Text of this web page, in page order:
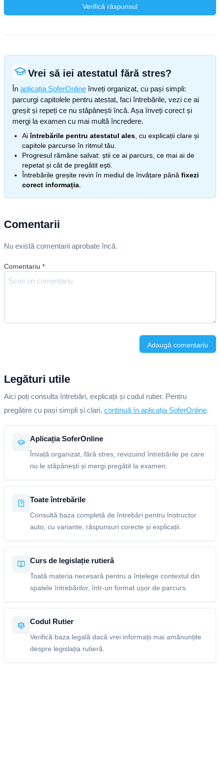
Verifică răspunsul
Vrei să iei atestatul fără stres?
În aplicația SoferOnline înveți organizat, cu pași simpli:
parcurgi capitolele pentru atestat, faci întrebările, vezi ce ai
greșit și repeți ce nu stăpânești încă. Așa înveți corect și
mergi la examen cu mai multă încredere.
Aiîntrebările pentru atestatul ales , cu explicații clare și
capitole parcurse în ritmul tău.
Progresul rămâne salvat: știi ce ai parcurs, ce mai ai de
repetat și cât de pregătit ești.
Întrebările greșite revin în mediul de învățare până fixezi
corect informația
Comentarii
Nu există comentarii aprobate încă.
Comentariu *
Adaugă comentariu
Legături utile
Aici poți consulta întrebări, explicații și codul rutier. Pentru
pregătire cu pași simpli și clari, continuă în aplicația SoferOnline.
Aplicația SoferOnline
Învață organizat, fără stres, revizuind întrebările pe care
nu le stăpânești și mergi pregătit la examen.
Toate întrebările
Consultă baza completă de întrebări pentru Instructor
auto, cu variante, răspunsuri corecte și explicații.
Curs de legislație rutieră
Toată materia necesară pentru a înțelege contextul din
spatele întrebărilor, într-un format ușor de parcurs.
Codul Rutier
Verifică baza legală dacă vrei informații mai amănunțite
despre legislația rutieră.